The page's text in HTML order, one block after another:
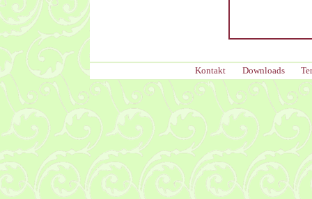
Kontakt Downloads